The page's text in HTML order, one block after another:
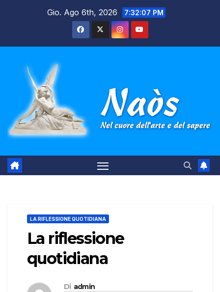
Gio. Ago 6th, 2026 7:32:08 PM
LA RIFLESSIONE QUOTIDIANA
La riflessione
quotidiana
Di admin